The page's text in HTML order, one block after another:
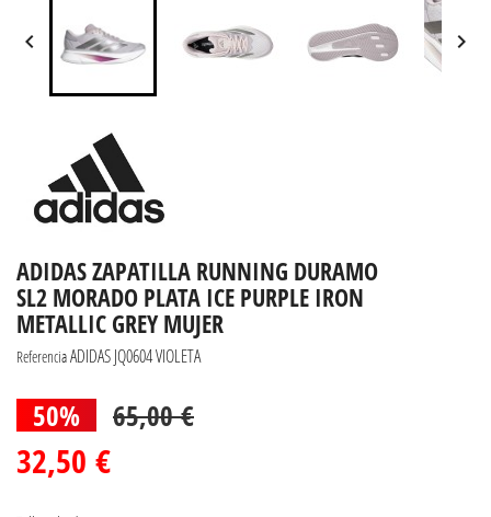
 
ADIDAS ZAPATILLA RUNNING DURAMO
SL2 MORADO PLATA ICE PURPLE IRON
METALLIC GREY MUJER
ReferenciaADIDAS JQ0604 VIOLETA
50% 65,00 €
32,50 €